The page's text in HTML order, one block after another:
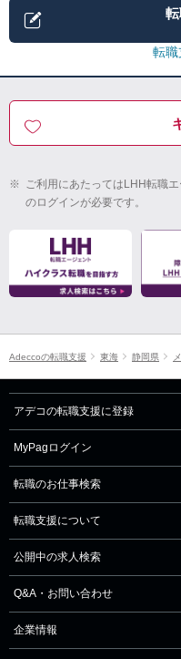
転職
※ ご利用にあたってはLHH転職
のログインが必要です。
Adeccoの転職支援 東海 静岡県
アデコの転職支援に登録
MyPagログイン
転職のお仕事検索
転職支援について
公開中の求人検索
Q&A・お問い合わせ
企業情報